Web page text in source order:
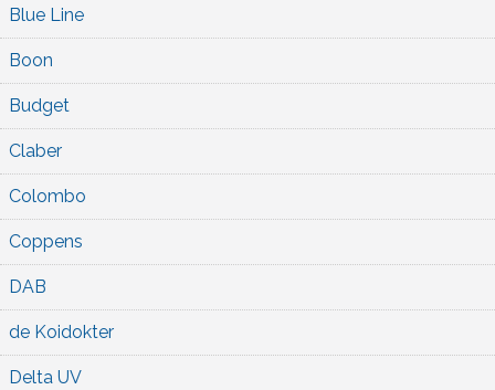
Blue Line
Boon
Budget
Claber
Colombo
Coppens
DAB
de Koidokter
Delta UV